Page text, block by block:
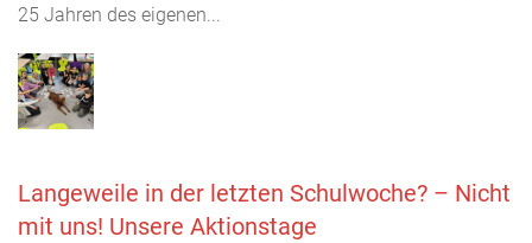
25 Jahren des eigenen...
Langeweile in der letzten Schulwoche? – Nicht
mit uns! Unsere Aktionstage